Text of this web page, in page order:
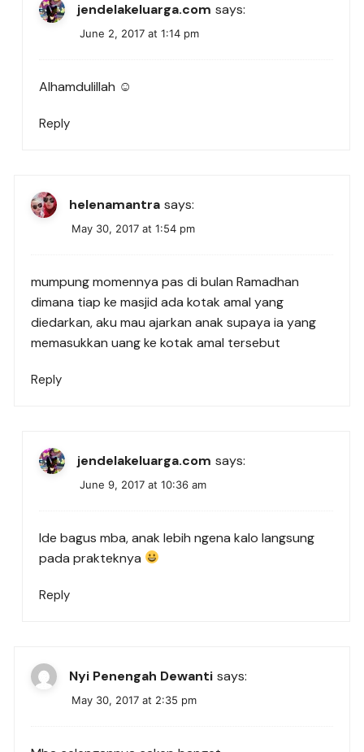
jendelakeluarga.com says:
June 2, 2017 at 1:14 pm
Alhamdulillah ☺
Reply
helenamantra says:
May 30, 2017 at 1:54 pm
mumpung momennya pas di bulan Ramadhan
dimana tiap ke masjid ada kotak amal yang
diedarkan, aku mau ajarkan anak supaya ia yang
memasukkan uang ke kotak amal tersebut
Reply
jendelakeluarga.com says:
June 9, 2017 at 10:36 am
Ide bagus mba, anak lebih ngena kalo langsung
pada prakteknya
Reply
Nyi Penengah Dewanti says:
May 30, 2017 at 2:35 pm